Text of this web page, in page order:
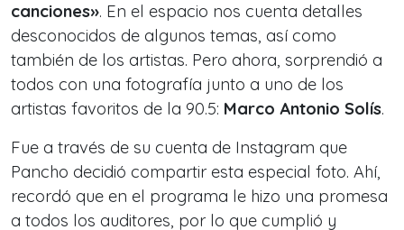
canciones». En el espacio nos cuenta detalles
desconocidos de algunos temas, así como
también de los artistas. Pero ahora, sorprendió a
todos con una fotografía junto a uno de los
artistas favoritos de la 90.5: Marco Antonio Solís.
Fue a través de su cuenta de Instagram que
Pancho decidió compartir esta especial foto. Ahí,
recordó que en el programa le hizo una promesa
a todos los auditores, por lo que cumplió y